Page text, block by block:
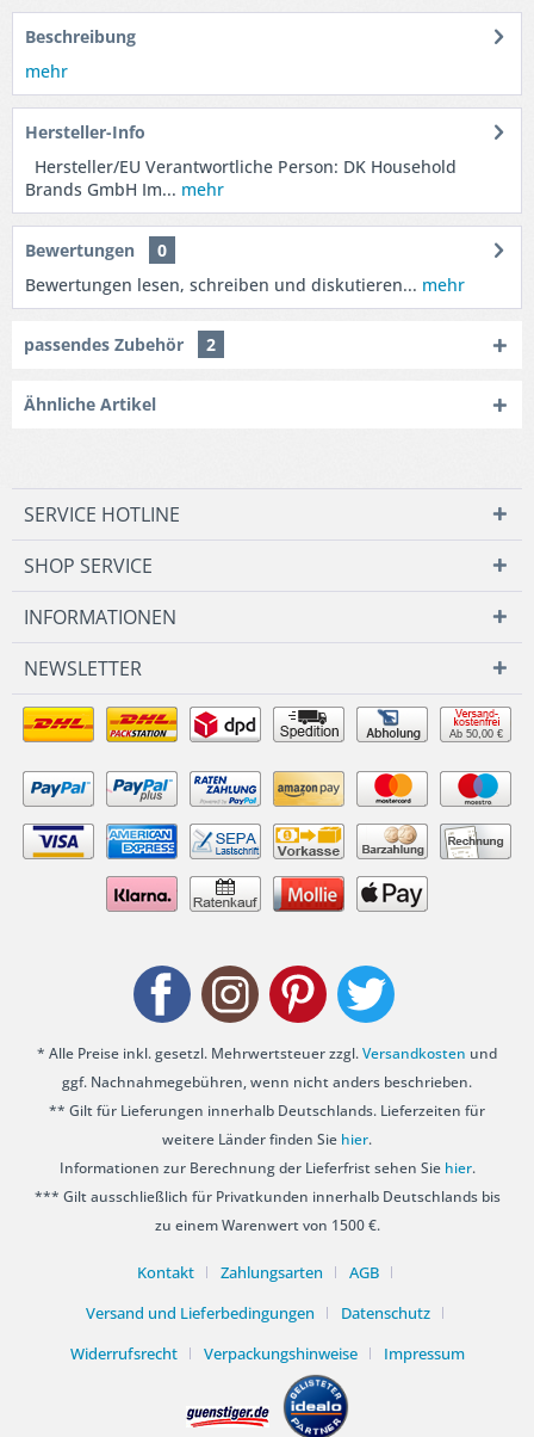
Beschreibung
mehr
Hersteller-Info
Hersteller/EU Verantwortliche Person: DK Household
Brands GmbH Im... mehr
Bewertungen
0
Bewertungen lesen, schreiben und diskutieren... mehr
passendes Zubehör 2
Ähnliche Artikel
SERVICE HOTLINE
SHOP SERVICE
INFORMATIONEN
NEWSLETTER
Ab 50,00 €
* Alle Preise inkl. gesetzl. Mehrwertsteuer zzgl.Versandkosten und
ggf. Nachnahmegebühren, wenn nicht anders beschrieben.
** Gilt für Lieferungen innerhalb Deutschlands. Lieferzeiten für
weitere Länder finden Sie hier.
Informationen zur Berechnung der Lieferfrist sehen Sie hier.
*** Gilt ausschließlich für Privatkunden innerhalb Deutschlands bis
zu einem Warenwert von 1500 €.
Kontakt Zahlungsarten
AGB
Versand und Lieferbedingungen
Datenschutz
Widerrufsrecht
Verpackungshinweise Impressum